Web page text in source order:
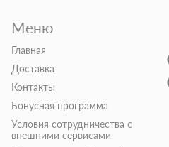
Меню
Главная
Доставка
Контакты
Бонусная программа
Условия сотрудничества с
внешними сервисами